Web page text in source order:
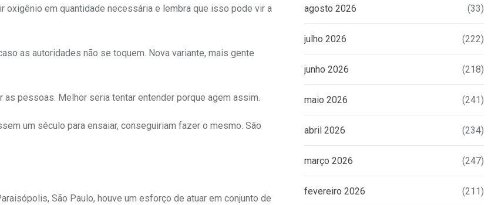
em quantidade necessária e lembra que isso pode vir a
as autoridades não se toquem. Nova variante, mais gente
pessoas. Melhor seria tentar entender porque agem assim.
um século para ensaiar, conseguiriam fazer o mesmo. São
São Paulo, houve um esforço de atuar em conjunto de
agosto 2026 (33)
julho 2026 (222)
junho 2026 (218)
maio 2026 (241)
abril 2026 (234)
março 2026 (247)
fevereiro 2026 (211)